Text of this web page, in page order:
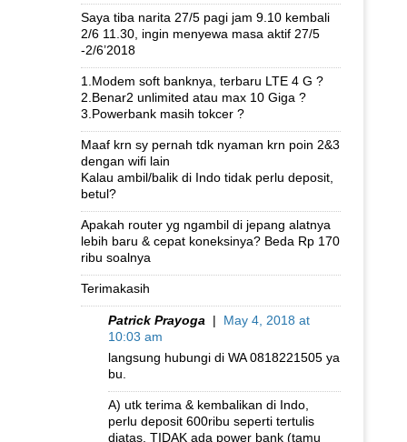
Saya tiba narita 27/5 pagi jam 9.10 kembali
2/6 11.30, ingin menyewa masa aktif 27/5
-2/6’2018
1.Modem soft banknya, terbaru LTE 4 G ?
2.Benar2 unlimited atau max 10 Giga ?
3.Powerbank masih tokcer ?
Maaf krn sy pernah tdk nyaman krn poin 2&3
dengan wifi lain
Kalau ambil/balik di Indo tidak perlu deposit,
betul?
Apakah router yg ngambil di jepang alatnya
lebih baru & cepat koneksinya? Beda Rp 170
ribu soalnya
Terimakasih
Patrick Prayoga | May 4, 2018 at
10:03 am
langsung hubungi di WA 0818221505 ya
bu.
A) utk terima & kembalikan di Indo,
perlu deposit 600ribu seperti tertulis
diatas. TIDAK ada power bank (tamu